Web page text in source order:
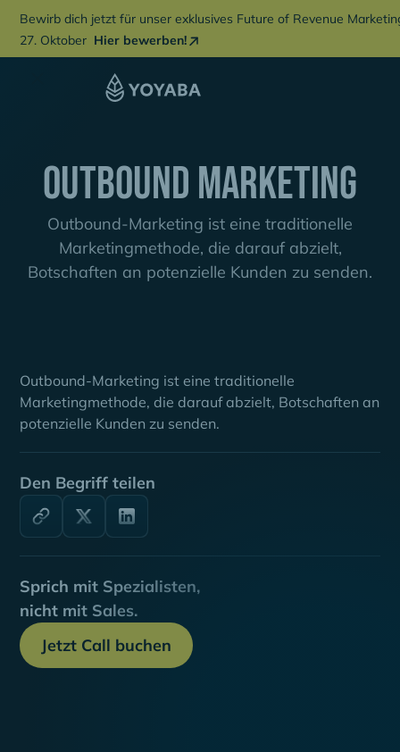
Bewirb dich jetzt für unser exklusives Future of Revenue
27. Oktober Hier bewerben!
Outbound marketing
Outbound-Marketing ist eine traditionelle
Marketingmethode, die darauf abzielt,
Botschaften an potenzielle Kunden zu senden.
Den Begriff teilen
Sprich mit Spezialisten,
nicht mit Sales.
Jetzt Call buchen
Outbound-Marketing ist eine traditionelle
Marketingmethode, die darauf abzielt, Botschaften an
potenzielle Kunden zu senden.